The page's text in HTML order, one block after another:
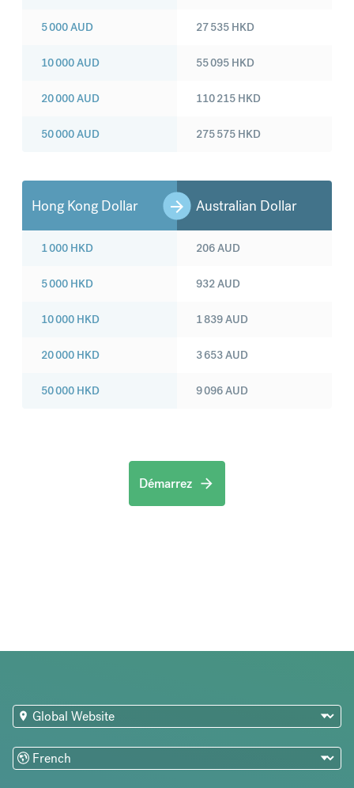
5 000AUD
10 000AUD
20 000AUD
50 000AUD
27 535 HKD
55 095 HKD
110 215 HKD
275 575 HKD
Hong Kong Dollar Australian Dollar
1 000 HKD
5 000 HKD
10 000 HKD
20 000 HKD
50 000 HKD
206AUD
932AUD
1 839AUD
3 653AUD
9 096AUD
Démarrez